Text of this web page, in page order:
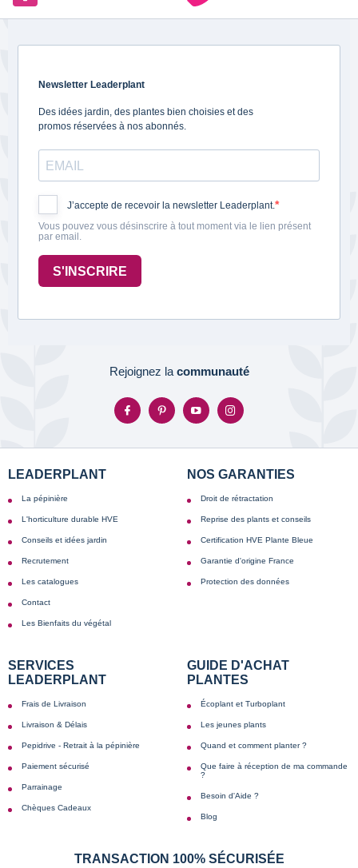
Newsletter Leaderplant
Des idées jardin, des plantes bien choisies et des
promos réservées à nos abonnés.
J’accepte de recevoir la newsletter Leaderplant.
Vous pouvez vous désinscrire à tout moment via le lien présent
par email.
S'INSCRIRE
Rejoignez la communauté
LEADERPLANT
La pépinière
L'horticulture durable HVE
Conseils et idées jardin
Recrutement
Les catalogues
Contact
Les Bienfaits du végétal
NOS GARANTIES
Droit de rétractation
Reprise des plants et conseils
Certification HVE Plante Bleue
Garantie d'origine France
Protection des données
SERVICES
LEADERPLANT
Frais de Livraison
Livraison & Délais
Pepidrive - Retrait à la pépinière
Paiement sécurisé
Parrainage
Chèques Cadeaux
GUIDE D'ACHAT
PLANTES
Écoplant et Turboplant
Les jeunes plants
Quand et comment planter ?
Que faire à réception de ma commande
?
Besoin d'Aide ?
Blog
TRANSACTION 100% SÉCURISÉE